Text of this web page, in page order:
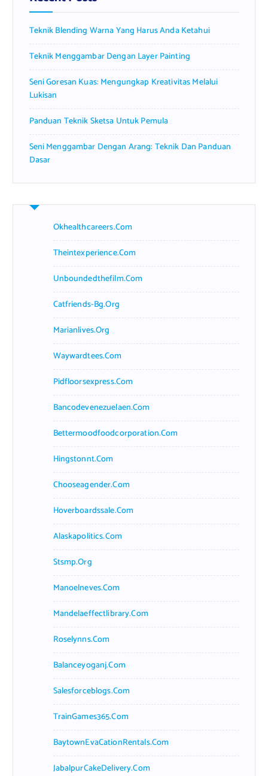
o
:Teknik Blending Warna Yang Harus Anda Ketahui
Teknik Menggambar Dengan Layer Painting
Seni Goresan Kuas: Mengungkap Kreativitas Melalui
Lukisan
Panduan Teknik Sketsa Untuk Pemula
Seni Menggambar Dengan Arang: Teknik Dan Panduan
Dasar
Okhealthcareers.com
Theintexperience.com
Unboundedthefilm.com
Catfriends-Bg.org
Marianlives.org
Waywardtees.com
Pidfloorsexpress.com
Bancodevenezuelaen.com
Bettermoodfoodcorporation.com
Hingstonnt.com
Chooseagender.com
Hoverboardssale.com
Alaskapolitics.com
Stsmp.org
Manoelneves.com
Mandelaeffectlibrary.com
Roselynns.com
Balanceyoganj.com
Salesforceblogs.com
TrainGames365.com
BaytownEvaCationRentals.com
JabalpurCakeDelivery.com